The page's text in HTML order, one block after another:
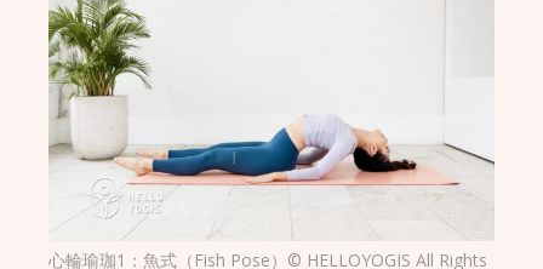
心輪瑜珈1：魚式（Fish Pose）© HELLOYOGIS All Rights